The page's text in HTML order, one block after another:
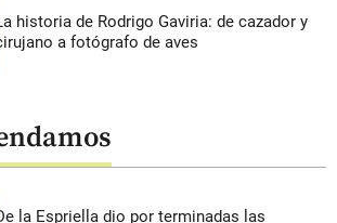
historia de Rodrigo Gaviria: de cazador y
a fotógrafo de aves
la Espriella dio por terminadas las